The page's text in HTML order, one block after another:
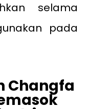
selama
pada
Changfa